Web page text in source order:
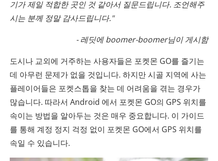
기가 제일 적합한 곳인 것 같아서 질문드립니다. 조언해주
시는 분께 정말 감사드립니다."
- 레딧에 boomer-boomer님이 게시함
도시나 교외에 거주하는 사용자들은 포켓몬 GO를 즐기는
데 아무런 문제가 없을 것입니다. 하지만 시골 지역에 사는
플레이어들은 포켓스톱을 찾는 데 어려움을 겪는 경우가
많습니다. 따라서 Android 에서 포켓몬 GO의 GPS 위치를
속이는 방법을 알아두는 것은 매우 중요합니다. 이 가이드
를 통해 계정 정지 걱정 없이 포켓몬 GO에서 GPS 위치를
속일 수 있습니다.